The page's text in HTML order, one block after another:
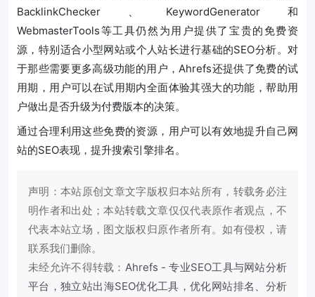
BacklinkChecker、KeywordGenerator和
WebmasterTools等工具仍然为用户提供了宝贵的免费资
源，特别适合小型网站或个人站长进行基础的SEO分析。对
于那些需要更多高级功能的用户，Ahrefs还提供了免费的试
用期，用户可以在试用期内全面体验其强大的功能，帮助用
户做出是否升级为付费版本的决策。
通过合理利用这些免费的资源，用户可以有效地提升自己网
站的SEO表现，提升搜索引擎排名。
声明：本站原创文章文字版权归本站所有，转载务必注
明作者和出处；本站转载文章仅仅代表原作者观点，不
代表本站立场，图文版权归原作者所有。如有侵权，请
联系我们删除。
未经允许不得转载： Ahrefs - 专业SEO工具与网站分析
平台，独立站出海SEO优化工具，优化网站排名、分析